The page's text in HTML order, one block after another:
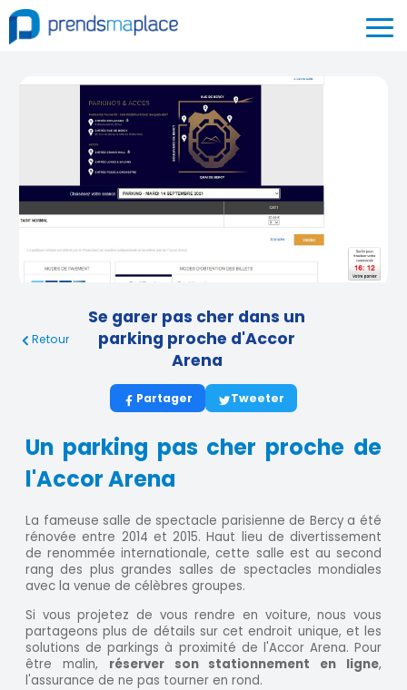
Retour
Se garer pas cher dans un
parking proche d'Accor
Arena
Partager Tweeter
Un parking pas cher proche de
l'Accor Arena
La fameuse salle de spectacle parisienne de Bercy a été
rénovée entre 2014 et 2015. Haut lieu de divertissement
de renommée internationale, cette salle est au second
rang des plus grandes salles de spectacles mondiales
avec la venue de célèbres groupes.
Si vous projetez de vous rendre en voiture, nous vous
partageons plus de détails sur cet endroit unique, et les
solutions de parkings à proximité de l'Accor Arena. Pour
être malin, réserver son stationnement en ligne,
l'assurance de ne pas tourner en rond.